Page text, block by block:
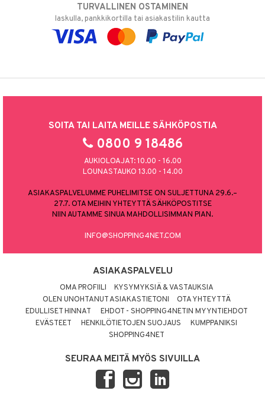
TURVALLINEN OSTAMINEN
laskulla, pankkikortilla tai asiakastilin kautta
SOITA TAI LAITA MEILLE SÄHKÖPOSTIA
0800 9 18486
AUKIOLOAJAT: 10.00 - 16.00
LOUNASTAUKO 13.00 - 14.00
ASIAKASPALVELUMME PUHELIMITSE ON SULJETTUNA 29.6.–
27.7. OTA MEIHIN YHTEYTTÄ SÄHKÖPOSTITSE
NIIN AUTAMME SINUA MAHDOLLISIMMAN PIAN.
INFO@SHOPPING4NET.COM
ASIAKASPALVELU
OMA PROFIILI
KYSYMYKSIÄ & VASTAUKSIA
OLEN UNOHTANUT ASIAKASTIETONI
OTA YHTEYTTÄ
EDULLISET HINNAT
EHDOT - SHOPPING4NETIN MYYNTIEHDOT
EVÄSTEET
HENKILÖTIETOJEN SUOJAUS
KUMPPANIKSI
SHOPPING4NET
SEURAA MEITÄ MYÖS SIVUILLA